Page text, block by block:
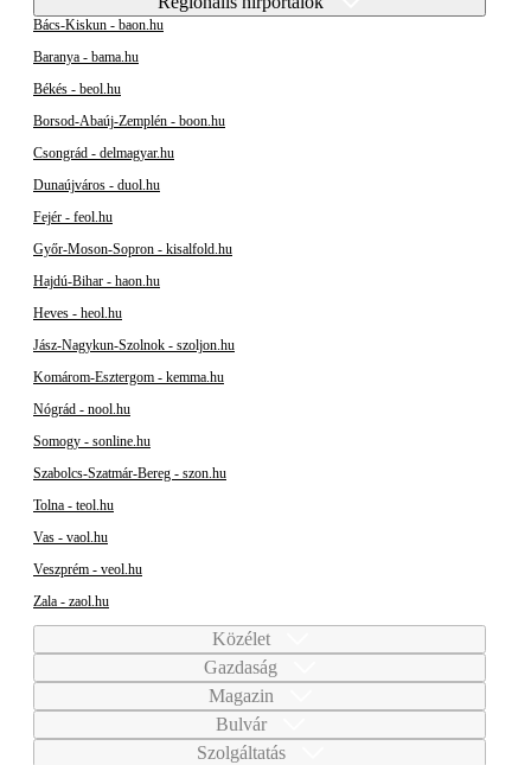
Bács-Kiskun - baon.hu
Baranya - bama.hu
Békés - beol.hu
Borsod-Abaúj-Zemplén - boon.hu
Csongrád - delmagyar.hu
Dunaújváros - duol.hu
Fejér - feol.hu
Győr-Moson-Sopron - kisalfold.hu
Hajdú-Bihar - haon.hu
Heves - heol.hu
Jász-Nagykun-Szolnok - szoljon.hu
Komárom-Esztergom - kemma.hu
Nógrád - nool.hu
Somogy - sonline.hu
Szabolcs-Szatmár-Bereg - szon.hu
Tolna - teol.hu
Vas - vaol.hu
Veszprém - veol.hu
Zala - zaol.hu
Közélet
Gazdaság
Magazin
Bulvár
Szolgáltatás